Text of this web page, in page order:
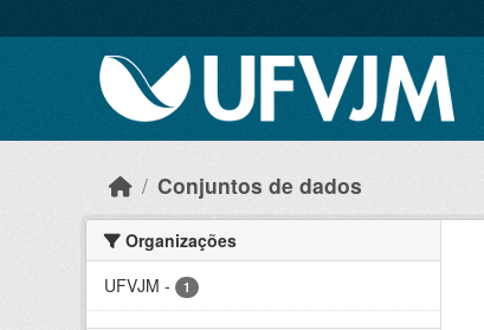
Conjuntos de dados
Organizações
UFVJM - 1